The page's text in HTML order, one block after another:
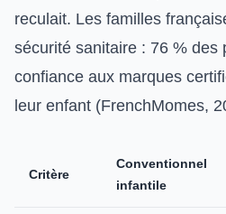
reculait. Les familles
sécurité sanitaire : 76 % des
confiance aux marques
leur enfant (FrenchMomes,
Critère
Conventionnel
infantile